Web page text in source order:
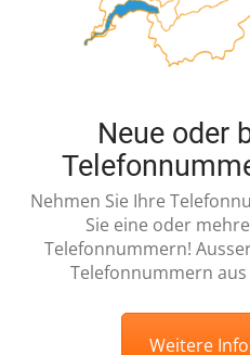
Neue oder
Nehmen Sie Ihre
Sie eine oder
Telefonnummern!
Telefonnummern
Weitere